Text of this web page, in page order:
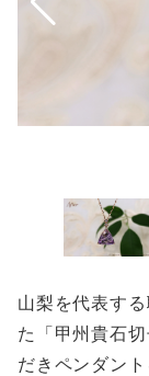
山梨を代表す
た「甲州貴石
だきペンダン